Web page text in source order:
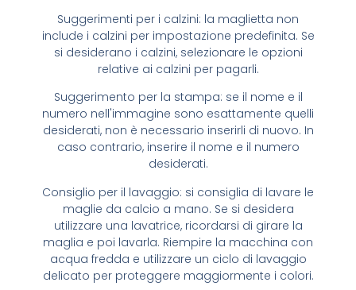
Suggerimenti per i calzini: la maglietta non
include i calzini per impostazione predefinita. Se
si desiderano i calzini, selezionare le opzioni
relative ai calzini per pagarli.
Suggerimento per la stampa: se il nome e il
numero nell'immagine sono esattamente quelli
desiderati, non è necessario inserirli di nuovo. In
caso contrario, inserire il nome e il numero
desiderati.
Consiglio per il lavaggio: si consiglia di lavare le
maglie da calcio a mano. Se si desidera
utilizzare una lavatrice, ricordarsi di girare la
maglia e poi lavarla. Riempire la macchina con
acqua fredda e utilizzare un ciclo di lavaggio
delicato per proteggere maggiormente i colori.